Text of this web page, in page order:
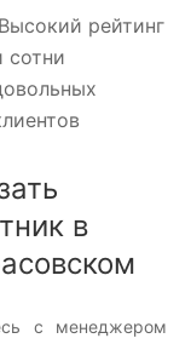
Высокий рейтинг
сотни
в
с менеджером